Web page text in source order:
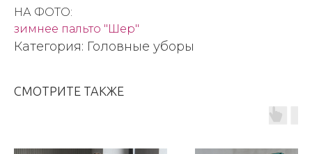
НА ФОТО:
зимнее пальто "Шер"
Категория: Головные уборы
СМОТРИТЕ ТАКЖЕ